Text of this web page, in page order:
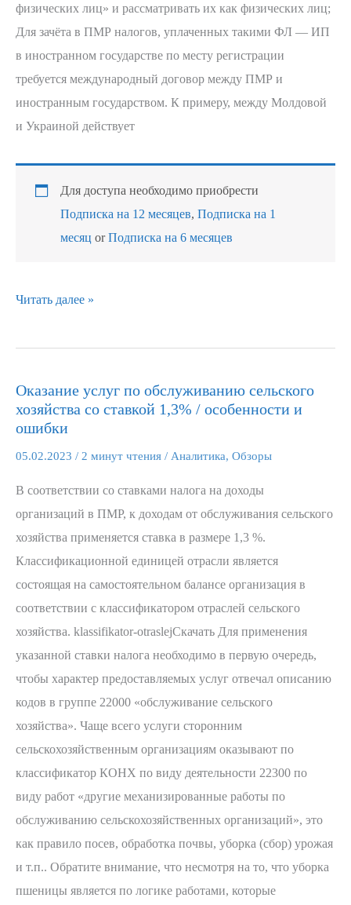
физических лиц» и рассматривать их как физических лиц;
Для зачёта в ПМР налогов, уплаченных такими ФЛ — ИП
в иностранном государстве по месту регистрации
требуется международный договор между ПМР и
иностранным государством. К примеру, между Молдовой
и Украиной действует
Для доступа необходимо приобрести
Подписка на 12 месяцев,Подписка на 1
месяц orПодписка на 6 месяцев
Читать далее »
Оказание услуг по обслуживанию сельского
хозяйства со ставкой 1,3% / особенности и
ошибки
05.02.2023 / 2 минут чтения / Аналитика, Обзоры
В соответствии со ставками налога на доходы
организаций в ПМР, к доходам от обслуживания сельского
хозяйства применяется ставка в размере 1,3 %.
Классификационной единицей отрасли является
состоящая на самостоятельном балансе организация в
соответствии с классификатором отраслей сельского
хозяйства. klassifikator-otraslejСкачать Для применения
указанной ставки налога необходимо в первую очередь,
чтобы характер предоставляемых услуг отвечал описанию
кодов в группе 22000 «обслуживание сельского
хозяйства». Чаще всего услуги сторонним
сельскохозяйственным организациям оказывают по
классификатор КОНХ по виду деятельности 22300 по
виду работ «другие механизированные работы по
обслуживанию сельскохозяйственных организаций», это
как правило посев, обработка почвы, уборка (сбор) урожая
и т.п.. Обратите внимание, что несмотря на то, что уборка
пшеницы является по логике работами, которые
Оказание
услуг
по
обслуживанию
сельского
хозяйства
со
ставкой
1,3%
/
особенности
и
ошибки